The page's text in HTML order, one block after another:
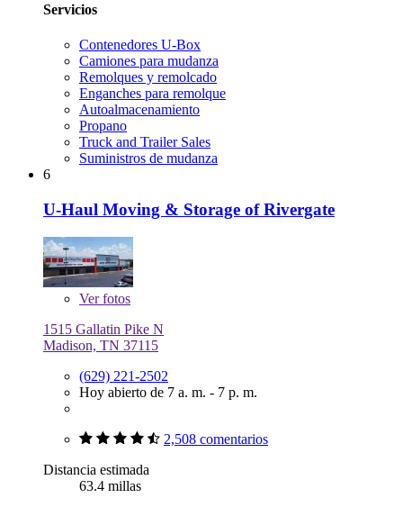
Servicios
Contenedores U-Box
Camiones para mudanza
Remolques y remolcado
Enganches para remolque
Autoalmacenamiento
Propano
Truck and Trailer Sales
Suministros de mudanza
6
U-Haul Moving & Storage of Rivergate
Verfotos
1515 Gallatin Pike N
Madison, TN 37115
(629) 221-2502
Hoy abierto de 7 a. m. - 7 p. m.
2,508 comentarios
Distancia estimada
63.4 millas